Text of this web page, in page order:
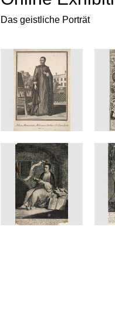
Das geistliche Porträt